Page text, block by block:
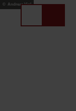
Z© Andreas Vigl